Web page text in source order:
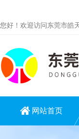
您好！欢迎访问东莞市皓
网站首页